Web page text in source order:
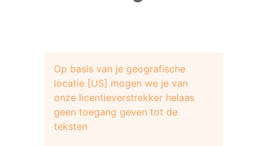
Op basis van je geografische
locatie [US] mogen we je van
onze licentieverstrekker helaas
geen toegang geven tot de
teksten